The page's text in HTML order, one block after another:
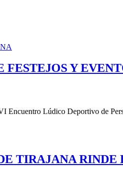
Y
Encuentro Lúdico Deportivo de
TIRAJANA